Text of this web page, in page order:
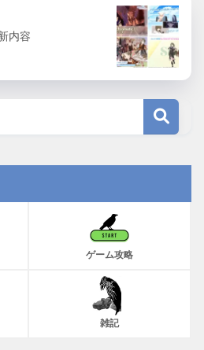
内容
ゲーム攻略
雑記